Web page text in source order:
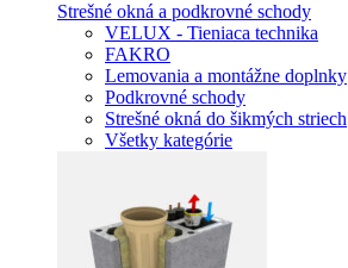
Strešné okná a podkrovné schody
VELUX - Tieniaca technika
FAKRO
Lemovania a montážne doplnky
Podkrovné schody
Strešné okná do šikmých striech
Všetky kategórie